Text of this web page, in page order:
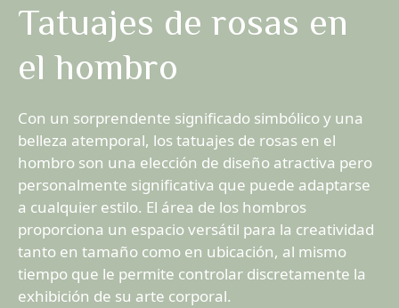
Tatuajes de rosas en
el hombro
Con un sorprendente significado simbólico y una
belleza atemporal, los tatuajes de rosas en el
hombro son una elección de diseño atractiva pero
personalmente significativa que puede adaptarse
a cualquier estilo. El área de los hombros
proporciona un espacio versátil para la creatividad
tanto en tamaño como en ubicación, al mismo
tiempo que le permite controlar discretamente la
exhibición de su arte corporal.